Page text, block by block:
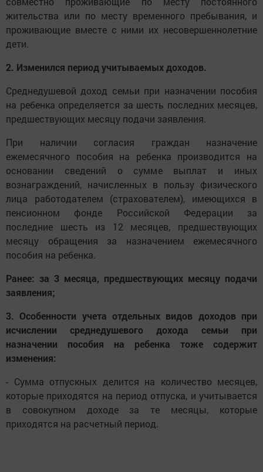
жительства или по месту временного пребывания, и
проживающие вместе с ними их несовершеннолетние
дети.
2. Изменился период учитываемых доходов.
Среднедушевой доход семьи при назначении пособия
на ребенка определяется за шесть последних месяцев,
предшествующих месяцу подачи заявления.
При наличии согласия граждан назначение
ежемесячного пособия на ребенка производится на
основании сведений о сумме выплат и иных
вознаграждений, начисленных в пользу физического
лица работодателем (страхователем), имеющихся в
пенсионном фонде Российской Федерации за
последние шесть из 12 месяцев, предшествующих
месяцу обращения за назначением ежемесячного
пособия на ребенка.
Ранее: за 3 месяца, предшествующих месяцу подачи
заявления;
3. Особенности учета отдельных видов доходов при
исчислении среднедушевого дохода семьи при
назначении пособия на ребенка тоже содержит
изменения:
- Сумма отпускных делится на количество месяцев,
которые приходятся на период отпуска, и учитывается
в совокупном доходе за те месяцы, которые
приходятся на расчетный период.